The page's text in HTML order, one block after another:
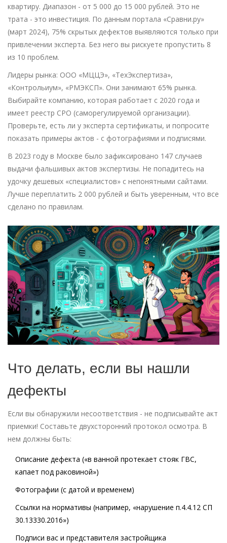
квартиру. Диапазон - от 5 000 до 15 000 рублей. Это не
трата - это инвестиция. По данным портала «Сравни.ру»
(март 2024), 75% скрытых дефектов выявляются только при
привлечении эксперта. Без него вы рискуете пропустить 8
из 10 проблем.
Лидеры рынка: ООО «МЦЦЭ», «ТехЭкспертиза»,
«Контрольиум», «РМЭКСП». Они занимают 65% рынка.
Выбирайте компанию, которая работает с 2020 года и
имеет реестр СРО (саморегулируемой организации).
Проверьте, есть ли у эксперта сертификаты, и попросите
показать примеры актов - с фотографиями и подписями.
В 2023 году в Москве было зафиксировано 147 случаев
выдачи фальшивых актов экспертизы. Не попадитесь на
удочку дешевых «специалистов» с непонятными сайтами.
Лучше переплатить 2 000 рублей и быть уверенным, что все
сделано по правилам.
Что делать, если вы нашли
дефекты
Если вы обнаружили несоответствия - не подписывайте акт
приемки! Составьте двухсторонний протокол осмотра. В
нем должны быть:
Описание дефекта («в ванной протекает стояк ГВС,
капает под раковиной»)
Фотографии (с датой и временем)
Ссылки на нормативы (например, «нарушение п.4.4.12 СП
30.13330.2016»)
Подписи вас и представителя застройщика